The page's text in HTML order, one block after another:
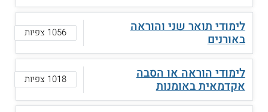
לימודי תואר שני והוראה
באורנים 1056 צפיות
לימודי הוראה או הסבה
אקדמאית באומנות 1018 צפיות